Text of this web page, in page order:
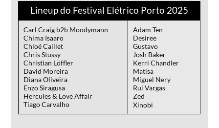
Lineup do Festival Elétrico Porto 2025
Carl Craig b2b Moodymann
Chima Isaaro
Chloé Caillet
Chris Stussy
Christian Löffler
David Moreira
Diana Oliveira
Enzo Siragusa
Hercules & Love Affair
Tiago Carvalho
Adam Ten
Desiree
Gustavo
Josh Baker
Kerri Chandler
Matisa
Miguel Nery
Rui Vargas
Zed
Xinobi